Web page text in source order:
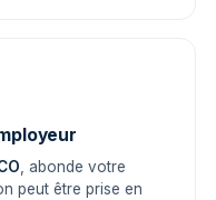
, abonde votre
peut être prise en